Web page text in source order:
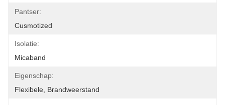
Pantser:
Cusmotized
Isolatie:
Micaband
Eigenschap:
Flexibele, Brandweerstand